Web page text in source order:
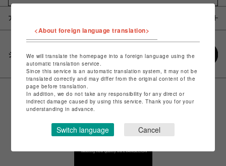
アイテム説明 / 素材
シェアする
<About foreign language translation>
We will translate the homepage into a foreign language using the
automatic translation service.
Since this service is an automatic translation system, it may not be
translated correctly and may differ from the original content of the
page before translation.
In addition, we do not take any responsibility for any direct or
indirect damage caused by using this service. Thank you for your
understanding in advance.
Switch language Cancel